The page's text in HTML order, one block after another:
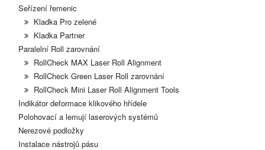
Seřízení řemenic
Kladka Pro zelené
Kladka Partner
Paralelní Roll zarovnání
RollCheck MAX Laser Roll Alignment
RollCheck Green Laser Roll zarovnání
RollCheck Mini Laser Roll Alignment Tools
Indikátor deformace klikového hřídele
Polohovací a lemují laserových systémů
Nerezové podložky
Instalace nástrojů pásu